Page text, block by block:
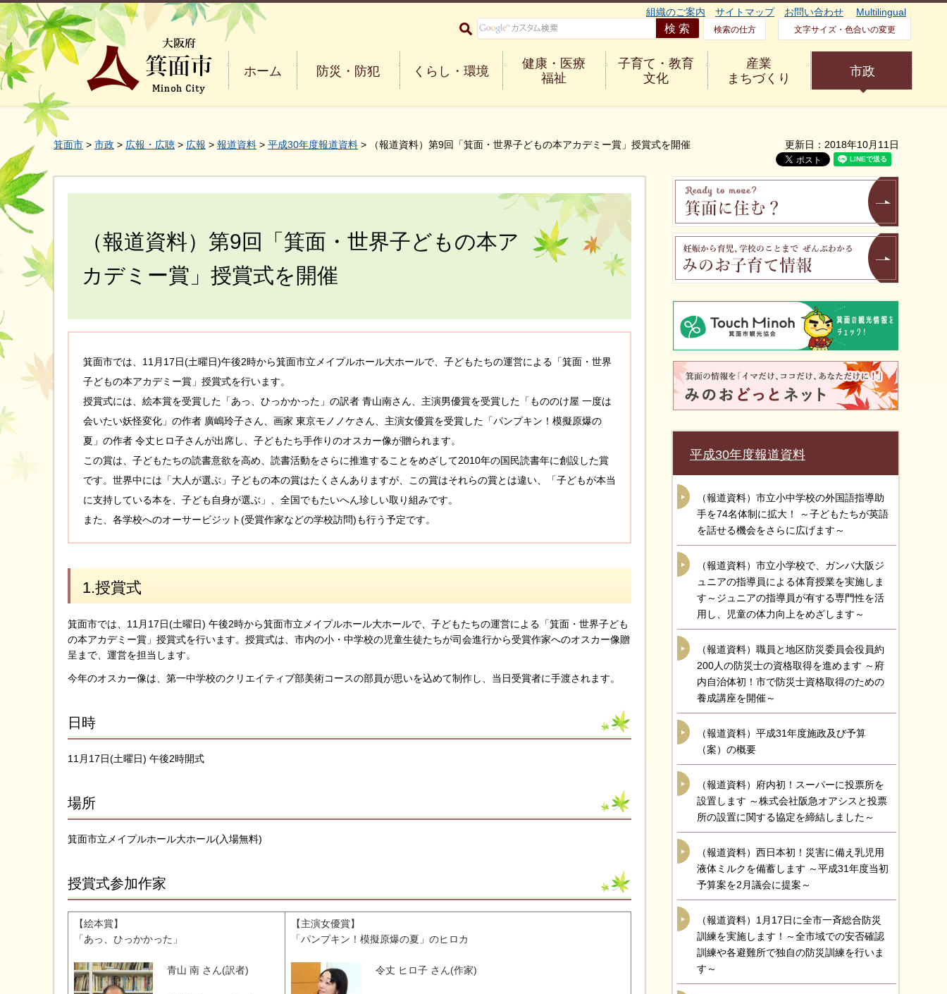
大阪府箕面市 Minoh City
組織のご案内 サイトマップ お問い合わせ Multilingual
検索の仕方 文字サイズ・色合いの変更
ホーム 防災・防犯 くらし・環境
健康・医療
福祉
子育て・教育
文化
産業
まちづくり
市政
箕面市 > 市政 > 広報・広聴 > 広報 > 報道資料 > 平成30年度報道資料 > （報道資料）第9回「箕面・世界子どもの本アカデミー賞」授賞式を開催 更新日：2018年10月11日
（報道資料）第9回「箕面・世界子どもの本ア
カデミー賞」授賞式を開催
箕面市では、11月17日(土曜日)午後2時から箕面市立メイプルホール大ホールで、子どもたちの運営による「箕面・世界
子どもの本アカデミー賞」授賞式を行います。
授賞式には、絵本賞を受賞した「あっ、ひっかかった」の訳者 青山南さん、主演男優賞を受賞した「もののけ屋 一度は
会いたい妖怪変化」の作者 廣嶋玲子さん、画家 東京モノノケさん、主演女優賞を受賞した「パンプキン！模擬原爆の
夏」の作者 令丈ヒロ子さんが出席し、子どもたち手作りのオスカー像が贈られます。
この賞は、子どもたちの読書意欲を高め、読書活動をさらに推進することをめざして2010年の国民読書年に創設した賞
です。世界中には「大人が選ぶ」子どもの本の賞はたくさんありますが、この賞はそれらの賞とは違い、「子どもが本当
に支持している本を、子ども自身が選ぶ」、全国でもたいへん珍しい取り組みです。
また、各学校へのオーサービジット(受賞作家などの学校訪問)も行う予定です。
1.授賞式
箕面市では、11月17日(土曜日) 午後2時から箕面市立メイプルホール大ホールで、子どもたちの運営による「箕面・世界子ども
の本アカデミー賞」授賞式を行います。授賞式は、市内の小・中学校の児童生徒たちが司会進行から受賞作家へのオスカー像贈
呈まで、運営を担当します。
今年のオスカー像は、第一中学校のクリエイティブ部美術コースの部員が思いを込めて制作し、当日受賞者に手渡されます。
日時
11月17日(土曜日) 午後2時開式
場所
箕面市立メイプルホール大ホール(入場無料)
授賞式参加作家
【絵本賞】
「あっ、ひっかかった」
青山 南 さん(訳者)
【主演女優賞】
「パンプキン！模擬原爆の夏」のヒロカ
令丈 ヒロ子 さん(作家)
平成30年度報道資料
（報道資料）市立小中学校の外国語指導助
手を74名体制に拡大！ ～子どもたちが英語
を話せる機会をさらに広げます～
（報道資料）市立小学校で、ガンバ大阪ジ
ュニアの指導員による体育授業を実施しま
す～ジュニアの指導員が有する専門性を活
用し、児童の体力向上をめざします～
（報道資料）職員と地区防災委員会役員約
200人の防災士の資格取得を進めます ～府
内自治体初！市で防災士資格取得のための
養成講座を開催～
（報道資料）平成31年度施政及び予算
（案）の概要
（報道資料）府内初！スーパーに投票所を
設置します ～株式会社阪急オアシスと投票
所の設置に関する協定を締結しました～
（報道資料）西日本初！災害に備え乳児用
液体ミルクを備蓄します ～平成31年度当初
予算案を2月議会に提案～
（報道資料）1月17日に全市一斉総合防災
訓練を実施します！～全市域での安否確認
訓練や各避難所で独自の防災訓練を行いま
す～